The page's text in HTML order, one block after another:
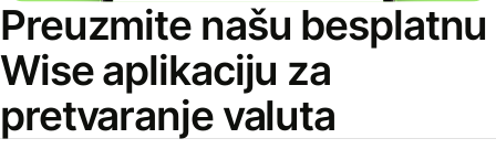
Preuzmite našu besplatnu
Wise aplikaciju za
pretvaranje valuta